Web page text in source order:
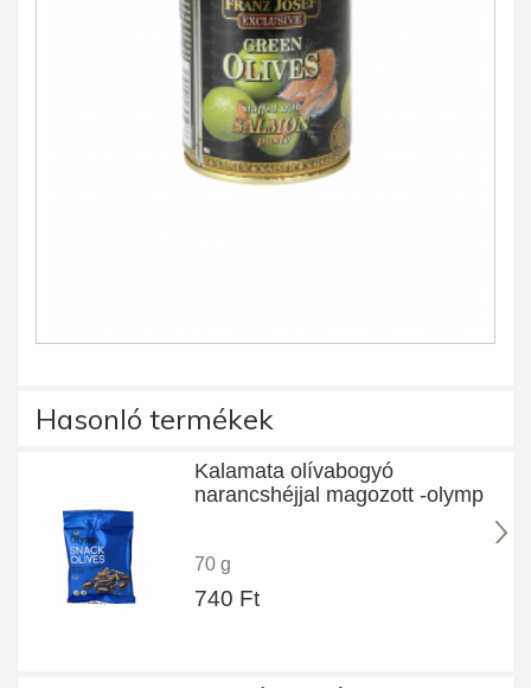
Hasonló termékek
Kalamata olívabogyó
narancshéjjal magozott -olymp
70 g
740 Ft